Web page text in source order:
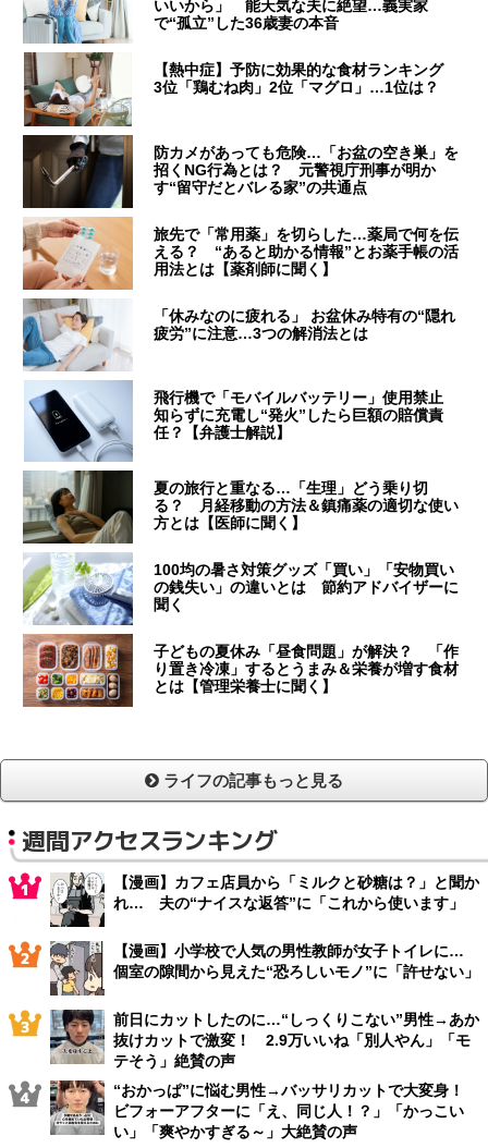
いいから」 能天気な夫に絶望…義実家
で“孤立”した36歳妻の本音
【熱中症】予防に効果的な食材ランキング
3位「鶏むね肉」2位「マグロ」…1位は？
防カメがあっても危険…「お盆の空き巣」を
招くNG行為とは？ 元警視庁刑事が明か
す“留守だとバレる家”の共通点
旅先で「常用薬」を切らした…薬局で何を伝
える？ “あると助かる情報”とお薬手帳の活
用法とは【薬剤師に聞く】
「休みなのに疲れる」 お盆休み特有の“隠れ
疲労”に注意…3つの解消法とは
飛行機で「モバイルバッテリー」使用禁止
知らずに充電し“発火”したら巨額の賠償責
任？【弁護士解説】
夏の旅行と重なる…「生理」どう乗り切
る？ 月経移動の方法＆鎮痛薬の適切な使い
方とは【医師に聞く】
100均の暑さ対策グッズ「買い」「安物買い
の銭失い」の違いとは 節約アドバイザーに
聞く
子どもの夏休み「昼食問題」が解決？ 「作
り置き冷凍」するとうまみ＆栄養が増す食材
とは【管理栄養士に聞く】
ライフの記事もっと見る
週間アクセスランキング
【漫画】カフェ店員から「ミルクと砂糖は？」と聞か
れ… 夫の“ナイスな返答”に「これから使います」
【漫画】小学校で人気の男性教師が女子トイレに…
個室の隙間から見えた“恐ろしいモノ”に「許せない」
前日にカットしたのに…“しっくりこない”男性→あか
抜けカットで激変！ 2.9万いいね「別人やん」「モ
テそう」絶賛の声
“おかっぱ”に悩む男性→バッサリカットで大変身！
ビフォーアフターに「え、同じ人！？」「かっこい
い」「爽やかすぎる～」大絶賛の声